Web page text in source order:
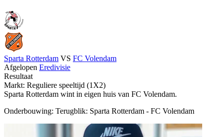
Sparta Rotterdam VS FC Volendam
Afgelopen Eredivisie
Resultaat
Markt: Reguliere speeltijd (1X2)
Sparta Rotterdam wint in eigen huis van FC Volendam.
Onderbouwing: Terugblik: Sparta Rotterdam - FC Volendam